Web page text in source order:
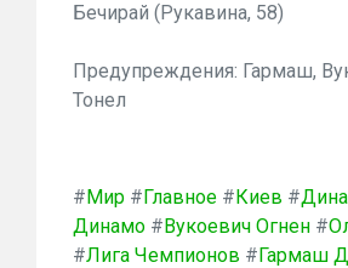
Бечирай (Рукавина, 58)
Предупреждения: Гармаш,
Тонел
#Мир #Главное #Киев #
Динамо #Вукоевич Огнен #
#Лига Чемпионов #Гармаш